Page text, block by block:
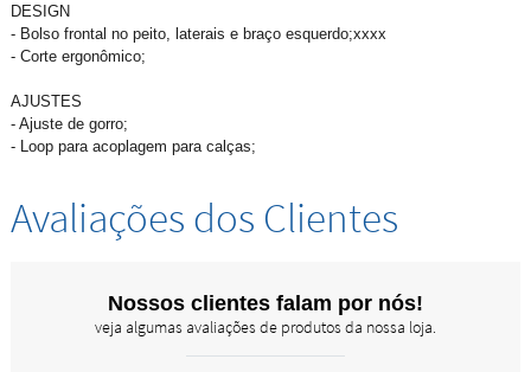
DESIGN
- Bolso frontal no peito, laterais e braço esquerdo;xxxx
- Corte ergonômico;
AJUSTES
- Ajuste de gorro;
- Loop para acoplagem para calças;
Avaliações dos Clientes
Nossos clientes falam por nós!
veja algumas avaliações de produtos da nossa loja.